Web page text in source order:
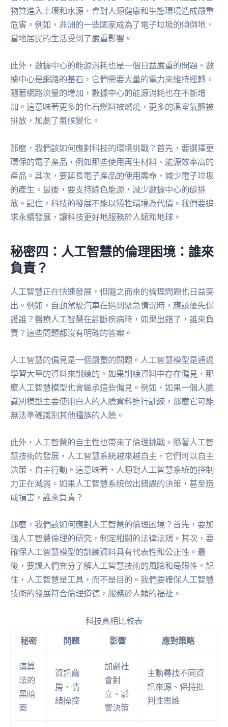
物質進入土壤和水源，會對人類健康和生態環境造成嚴重
危害。例如，非洲的一些國家成為了電子垃圾的傾倒地，
當地居民的生活受到了嚴重影響。
此外，數據中心的能源消耗也是一個日益嚴重的問題。數
據中心是網路的基石，它們需要大量的電力來維持運轉。
隨著網路流量的增加，數據中心的能源消耗也在不斷增
加。這意味著更多的化石燃料被燃燒，更多的溫室氣體被
排放，加劇了氣候變化。
那麼，我們該如何應對科技的環境挑戰？首先，要選擇更
環保的電子產品，例如那些使用再生材料、能源效率高的
產品。其次，要延長電子產品的使用壽命，減少電子垃圾
的產生。最後，要支持綠色能源，減少數據中心的碳排
放。記住，科技的發展不能以犧牲環境為代價。我們要追
求永續發展，讓科技更好地服務於人類和地球。
秘密四：人工智慧的倫理困境：誰來
負責？
人工智慧正在快速發展，但隨之而來的倫理問題也日益突
出。例如，自動駕駛汽車在遇到緊急情況時，應該優先保
護誰？醫療人工智慧在診斷疾病時，如果出錯了，誰來負
責？這些問題都沒有明確的答案。
人工智慧的偏見是一個嚴重的問題。人工智慧模型是通過
學習大量的資料來訓練的。如果訓練資料中存在偏見，那
麼人工智慧模型也會繼承這些偏見。例如，如果一個人臉
識別模型主要使用白人的人臉資料進行訓練，那麼它可能
無法準確識別其他種族的人臉。
此外，人工智慧的自主性也帶來了倫理挑戰。隨著人工智
慧技術的發展，人工智慧系統越來越自主，它們可以自主
決策、自主行動。這意味著，人類對人工智慧系統的控制
力正在減弱。如果人工智慧系統做出錯誤的決策，甚至造
成損害，誰來負責？
那麼，我們該如何應對人工智慧的倫理困境？首先，要加
強人工智慧倫理的研究，制定相關的法律法規。其次，要
確保人工智慧模型的訓練資料具有代表性和公正性。最
後，要讓人們充分了解人工智慧技術的風險和局限性。記
住，人工智慧是工具，而不是目的。我們要確保人工智慧
技術的發展符合倫理道德，服務於人類的福祉。
科技真相比較表
秘密
問題 影響 應對策略
演算
法的
黑暗
面
資訊繭
房、情
緒操控
加劇社
會對
立、影
響決策
主動尋找不同資
訊來源、保持批
判性思維